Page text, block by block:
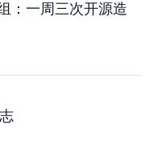
：一周三次开源造